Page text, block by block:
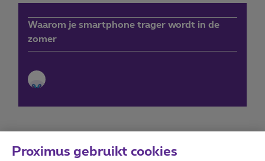
Waarom je smartphone trager wordt in de
zomer
Proximus gebruikt cookies